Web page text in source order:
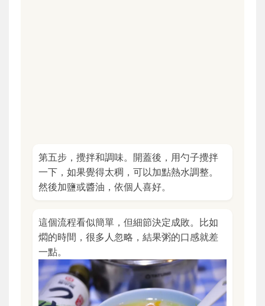
第五步，攪拌和調味。開蓋後，用勺子攪拌
一下，如果覺得太稠，可以加點熱水調整。
然後加鹽或醬油，依個人喜好。
這個流程看似簡單，但細節決定成敗。比如
燜的時間，很多人忽略，結果粥的口感就差
一點。